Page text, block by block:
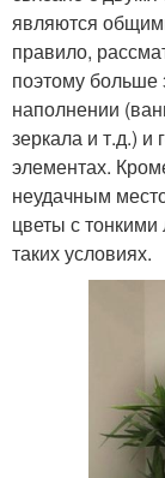
являются
правило,
поэтому больше
наполнении
зеркала и т.д.)
элементах.
неудачным
цветы с
таких условиях.